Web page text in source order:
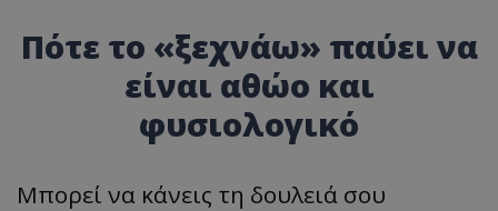
Πότε το «ξεχνάω» παύει να
είναι αθώο και
φυσιολογικό
Μπορεί να κάνεις τη δουλειά σου